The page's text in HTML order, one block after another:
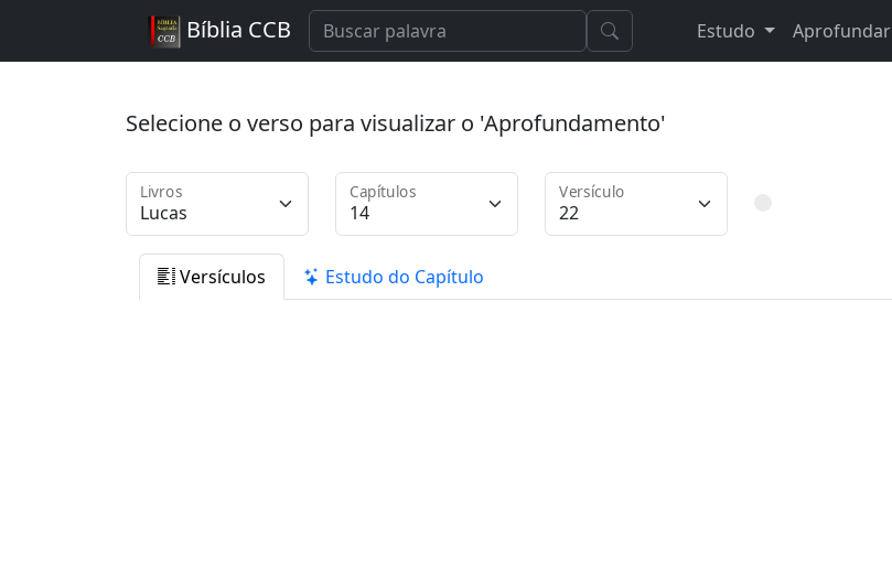
Bíblia CCB Estudo Aprofundar
Selecione o verso para visualizar o 'Aprofundamento'
Livros Capítulos Versículo
Versículos Estudo do Capítulo